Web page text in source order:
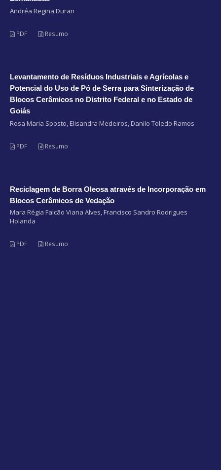
Andréa Regina Duran
PDF Resumo
Levantamento de Resíduos Industriais e Agrícolas e
Potencial do Uso de Pó de Serra para Sinterização de
Blocos Cerâmicos no Distrito Federal e no Estado de
Goiás
Rosa Maria Sposto, Elisandra Medeiros, Danilo Toledo Ramos
PDF Resumo
Reciclagem de Borra Oleosa através de Incorporação em
Blocos Cerâmicos de Vedação
Mara Régia Falcão Viana Alves, Francisco Sandro Rodrigues
Holanda
PDF Resumo